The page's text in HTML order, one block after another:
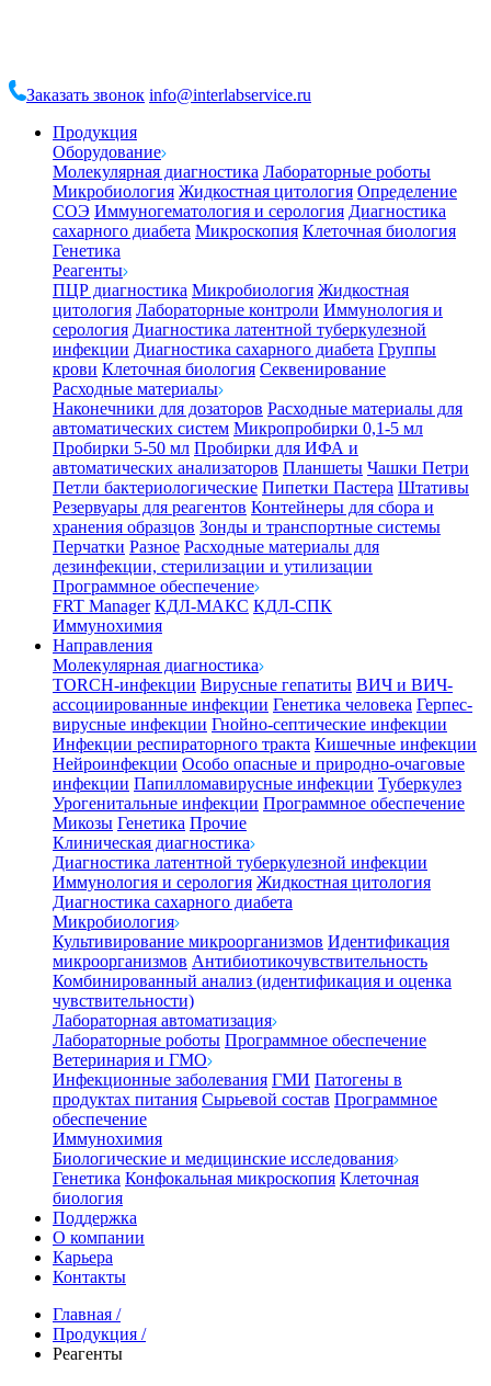
Заказать звонок info@interlabservice.ru
Продукция
Оборудование
Молекулярная диагностика Лабораторные роботы
Микробиология Жидкостная цитология Определение
СОЭ Иммуногематология и серология Диагностика
сахарного диабета Микроскопия Клеточная биология
Генетика
Реагенты
ПЦР диагностика Микробиология Жидкостная
цитология Лабораторные контроли Иммунология и
серология Диагностика латентной туберкулезной
инфекции Диагностика сахарного диабета Группы
крови Клеточная биология Секвенирование
Расходные материалы
Наконечники для дозаторов Расходные материалы для
автоматических систем Микропробирки 0,1-5 мл
Пробирки 5-50 мл Пробирки для ИФА и
автоматических анализаторов Планшеты Чашки Петри
Петли бактериологические Пипетки Пастера Штативы
Резервуары для реагентов Контейнеры для сбора и
хранения образцов Зонды и транспортные системы
Перчатки Разное Расходные материалы для
дезинфекции, стерилизации и утилизации
Программное обеспечение
FRT Manager КДЛ-МАКС КДЛ-СПК
Иммунохимия
Направления
Молекулярная диагностика
TORCH-инфекции Вирусные гепатиты ВИЧ и ВИЧ-
ассоциированные инфекции Генетика человека Герпес-
вирусные инфекции Гнойно-септические инфекции
Инфекции респираторного тракта Кишечные инфекции
Нейроинфекции Особо опасные и природно-очаговые
инфекции Папилломавирусные инфекции Туберкулез
Урогенитальные инфекции Программное обеспечение
Микозы Генетика Прочие
Клиническая диагностика
Диагностика латентной туберкулезной инфекции
Иммунология и серология Жидкостная цитология
Диагностика сахарного диабета
Микробиология
Культивирование микроорганизмов Идентификация
микроорганизмов Антибиотикочувствительность
Комбинированный анализ (идентификация и оценка
чувствительности)
Лабораторная автоматизация
Лабораторные роботы Программное обеспечение
Ветеринария и ГМО
Инфекционные заболевания ГМИ Патогены в
продуктах питания Сырьевой состав Программное
обеспечение
Иммунохимия
Биологические и медицинские исследования
Генетика Конфокальная микроскопия Клеточная
биология
Поддержка
О компании
Карьера
Контакты
Главная /
Продукция /
Реагенты